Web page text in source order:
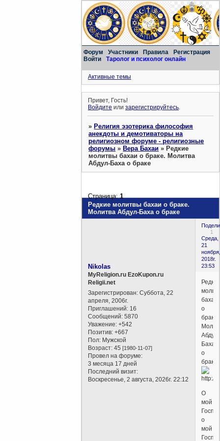
Форум Участники Правила
Регистрация
Войти
Таролог и психолог онлайн
Активные темы
Привет, Гость!
Войдите илизарегистрируйтесь.
»Религия эзотерика философия
анекдоты и демотиваторы на
религиозном форуме - религиозные
форумы »Вера Бахаи »Редкие
молитвы бахаи о браке. Молитва
Абдул-Баха о браке
Редкие молитвы бахаи о браке.
Молитва Абдул-Баха о браке
Страница:1
1
Среда,
21
ноября,
2018г.
23:53
Nikolas
MyReligion.ru EzoKupon.ru
Religii.net
Зарегистрирован: Суббота, 22
апреля, 2006г.
Приглашений: 16
Сообщений: 5870
Уважение: +542
Позитив: +667
Пол: Мужской
Возраст: 45[1980-11-07]
Провел на форуме:
3 месяца 17 дней
Последний визит:
Воскресенье, 2 августа, 2026г. 22:12
бахаи
о
браке.
Абдул-
Баха
о
браке
О
мой
о
мой